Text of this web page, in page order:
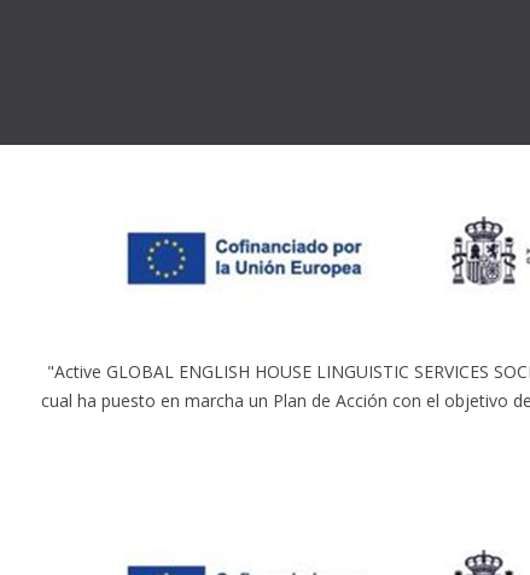
"Active GLOBAL ENGLISH HOUSE LINGUISTIC SERVICES
cual ha puesto en marcha un Plan de Acción con el objetivo